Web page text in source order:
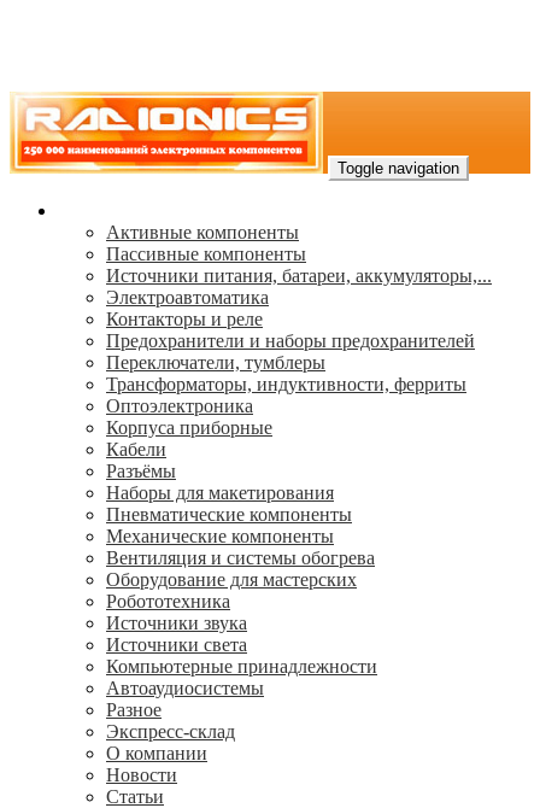
Toggle navigation
Активные компоненты
Пассивные компоненты
Источники питания, батареи, аккумуляторы,...
Электроавтоматика
Контакторы и реле
Предохранители и наборы предохранителей
Переключатели, тумблеры
Трансформаторы, индуктивности, ферриты
Oптоэлектроника
Корпуса приборные
Кабели
Разъёмы
Наборы для макетирования
Пневматические компоненты
Механические компоненты
Вентиляция и системы обогрева
Оборудование для мастерских
Робототехника
Источники звука
Источники света
Компьютерные принадлежности
Автоаудиосистемы
Разное
Экспресс-склад
О компании
Новости
Статьи